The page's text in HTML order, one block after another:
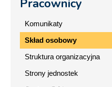
Pracownicy
Komunikaty
Skład osobowy
Struktura organizacyjna
Strony jednostek